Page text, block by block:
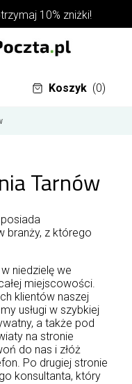
10% zniżki!
Koszyk (0)
Tarnów
branży, z którego
niedzielę we
miejscowości.
klientów naszej
usługi w szybkiej
a także pod
na stronie
do nas i złóż
Po drugiej stronie
konsultanta, który